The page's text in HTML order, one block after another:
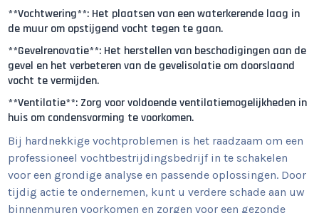
**Vochtwering**: Het plaatsen van een waterkerende laag in
de muur om opstijgend vocht tegen te gaan.
**Gevelrenovatie**: Het herstellen van beschadigingen aan de
gevel en het verbeteren van de gevelisolatie om doorslaand
vocht te vermijden.
**Ventilatie**: Zorg voor voldoende ventilatiemogelijkheden in
huis om condensvorming te voorkomen.
Bij hardnekkige vochtproblemen is het raadzaam om een
professioneel vochtbestrijdingsbedrijf in te schakelen
voor een grondige analyse en passende oplossingen. Door
tijdig actie te ondernemen, kunt u verdere schade aan uw
binnenmuren voorkomen en zorgen voor een gezonde